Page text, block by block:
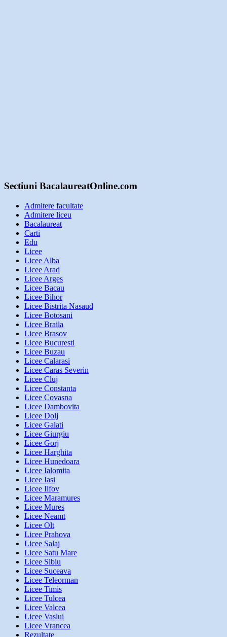
Sectiuni BacalaureatOnline.com
Admitere facultate
Admitere liceu
Bacalaureat
Carti
Edu
Licee
Licee Alba
Licee Arad
Licee Arges
Licee Bacau
Licee Bihor
Licee Bistrita Nasaud
Licee Botosani
Licee Braila
Licee Brasov
Licee Bucuresti
Licee Buzau
Licee Calarasi
Licee Caras Severin
Licee Cluj
Licee Constanta
Licee Covasna
Licee Dambovita
Licee Dolj
Licee Galati
Licee Giurgiu
Licee Gorj
Licee Harghita
Licee Hunedoara
Licee Ialomita
Licee Iasi
Licee Ilfov
Licee Maramures
Licee Mures
Licee Neamt
Licee Olt
Licee Prahova
Licee Salaj
Licee Satu Mare
Licee Sibiu
Licee Suceava
Licee Teleorman
Licee Timis
Licee Tulcea
Licee Valcea
Licee Vaslui
Licee Vrancea
Rezultate